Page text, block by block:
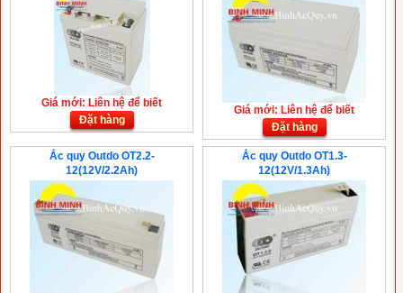
Giá mới: Liên hệ để biết
Đặt hàng
Giá mới: Liên hệ để biết
Đặt hàng
Ắc quy Outdo OT2.2-
12(12V/2.2Ah)
Ắc quy Outdo OT1.3-
12(12V/1.3Ah)